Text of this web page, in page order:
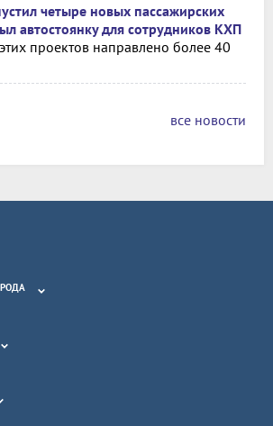
четыре новых пассажирских
автостоянку для сотрудников КХП
проектов направлено более 40
все новости